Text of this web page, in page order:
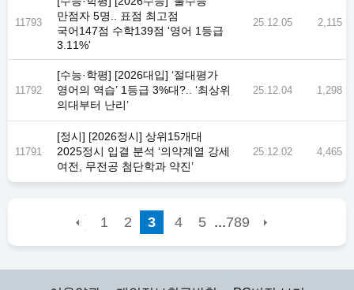
11793
만점자 5명.. 표점 최고점
국어147점 수학139점 '영어 1등급
3.11%'
25.12.05 2,115
11792
[수능·학평] [2026대입] ‘절대평가
영어의 역습’ 1등급 3%대?.. ‘최상위
의대부터 난리’
25.12.04 1,298
11791
[정시] [2026정시] 상위15개대
2025정시 입결 분석 ‘의약계열 강세
여전, 무전공 첨단학과 약진’
25.12.02 4,465
1 2 3 4 5 ...789